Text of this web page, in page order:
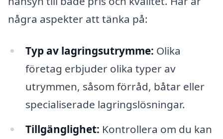
några aspekter att tänka på:
Typ av lagringsutrymme: Olika
företag erbjuder olika typer av
utrymmen, såsom förråd, båtar eller
specialiserade lagringslösningar.
Tillgänglighet: Kontrollera om du kan